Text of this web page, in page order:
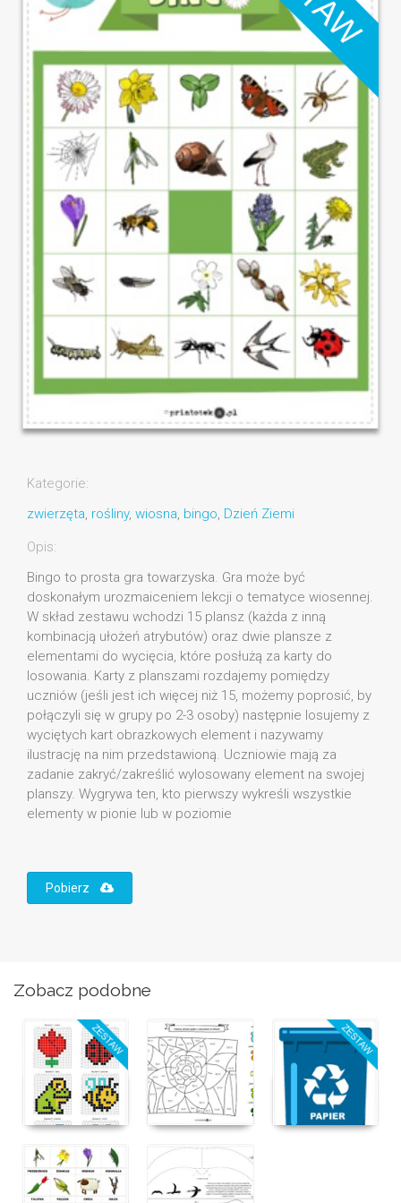
Kategorie:
zwierzęta, rośliny, wiosna, bingo, Dzień Ziemi
Opis:
Bingo to prosta gra towarzyska. Gra może być
doskonałym urozmaiceniem lekcji o tematyce wiosennej.
W skład zestawu wchodzi 15 plansz (każda z inną
kombinacją ułożeń atrybutów) oraz dwie plansze z
elementami do wycięcia, które posłużą za karty do
losowania. Karty z planszami rozdajemy pomiędzy
uczniów (jeśli jest ich więcej niż 15, możemy poprosić, by
połączyli się w grupy po 2-3 osoby) następnie losujemy z
wyciętych kart obrazkowych element i nazywamy
ilustrację na nim przedstawioną. Uczniowie mają za
zadanie zakryć/zakreślić wylosowany element na swojej
planszy. Wygrywa ten, kto pierwszy wykreśli wszystkie
elementy w pionie lub w poziomie
Pobierz
Zobacz podobne